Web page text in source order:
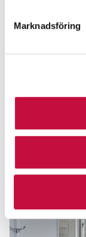
Marknadsföring